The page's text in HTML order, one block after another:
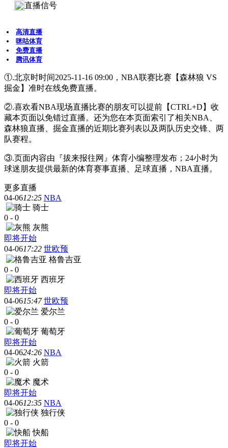
直播信号
高清直播
咪咕体育
免费直播
腾讯体育
①.北京时时间2025-11-16 09:00，NBA联赛比赛【森林狼 VS
掘金】准时在线免费直播。
②.喜欢看NBA现场直播比赛的朋友可以提前【CTRL+D】收
藏本页面以免错过直播。还为您在本页面索引了相关NBA、
森林狼直播、掘金直播的近期比赛列表以及两队历史交锋、两
队赛程。
③.页面内容由『拔来报往网』体育小编整理发布；24小时为
球迷朋友提供最新的体育赛事直播、足球直播，NBA直播。
更多直播
04-0612:25 NBA
骑士
0 - 0
灰熊
即将开始
04-0617:22 世欧预
格鲁吉亚
0 - 0
西班牙
即将开始
04-0615:47 世欧预
爱尔兰
0 - 0
葡萄牙
即将开始
04-0624:26 NBA
火箭
0 - 0
魔术
即将开始
04-0612:35 NBA
独行侠
0 - 0
快船
即将开始